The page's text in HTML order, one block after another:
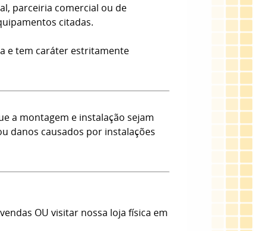
parceiria comercial ou de
citadas.
e tem caráter estritamente
a montagem e instalação sejam
danos causados por instalações
OU visitar nossa loja física em